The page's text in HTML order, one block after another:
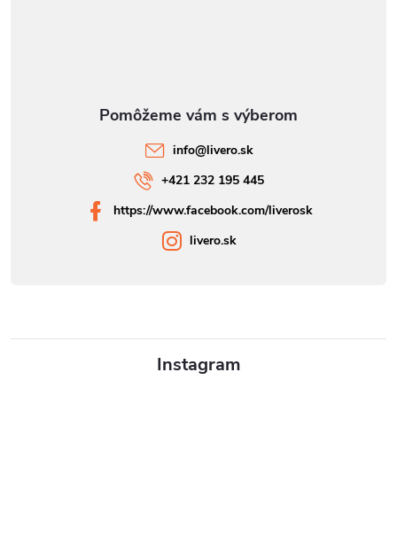
Instagram
info@livero.sk
+421 232 195 445
https://www.facebook.com/liverosk
livero.sk